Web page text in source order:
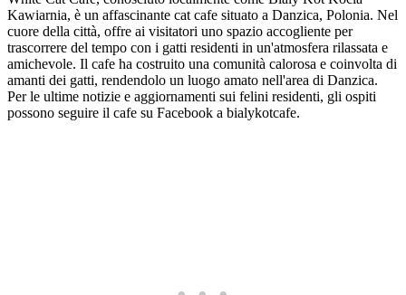
Kawiarnia, è un affascinante cat cafe situato a Danzica, Polonia. Nel
cuore della città, offre ai visitatori uno spazio accogliente per
trascorrere del tempo con i gatti residenti in un'atmosfera rilassata e
amichevole. Il cafe ha costruito una comunità calorosa e coinvolta di
amanti dei gatti, rendendolo un luogo amato nell'area di Danzica.
Per le ultime notizie e aggiornamenti sui felini residenti, gli ospiti
possono seguire il cafe su Facebook a bialykotcafe.